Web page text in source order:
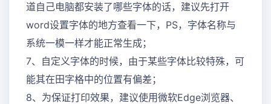
道自己电脑都安装了哪些字体的话，建议先打开
word设置字体的地方查看一下，PS，字体名称与
系统一模一样才能正常生成；
7、自定义字体的时候，由于某些字体比较特殊，可
能其在田字格中的位置有偏差；
8、为保证打印效果，建议使用微软Edge浏览器、